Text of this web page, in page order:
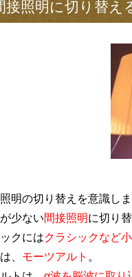
接照明に切り替え
明の切り替えを意識しま
少ない間接照明に切り
クにはクラシックなど
、 モーツアルト 。